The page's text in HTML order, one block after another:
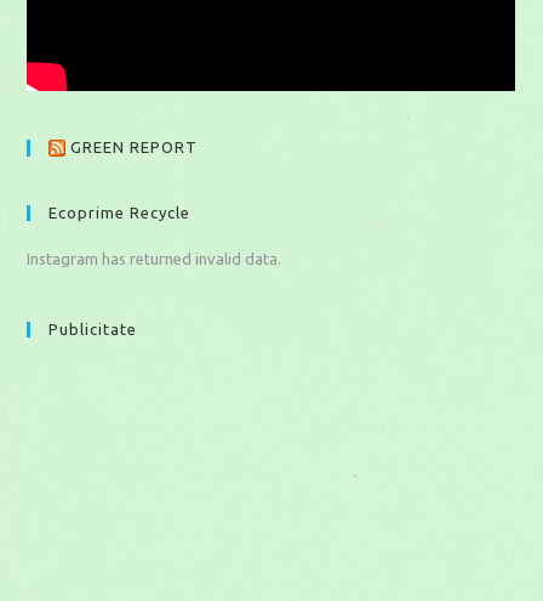
GREEN REPORT
Ecoprime Recycle
Instagram has returned invalid data.
Publicitate